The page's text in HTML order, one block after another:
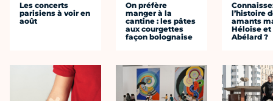
Les concerts
parisiens à voir en
août
On préfère
manger à la
cantine : les pâtes
aux courgettes
façon bolognaise
l’histoire
amants
Héloïse et
Abélard ?